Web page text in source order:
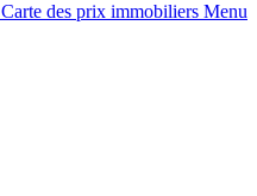
Carte des prix immobiliers Menu